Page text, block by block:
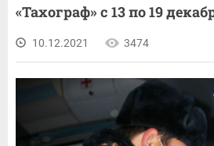
«Тахограф» с 13 по 19
10.12.2021 3474